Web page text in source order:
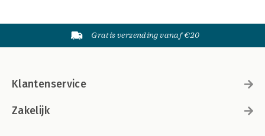
Gratis verzending vanaf €20
Klantenservice
Zakelijk